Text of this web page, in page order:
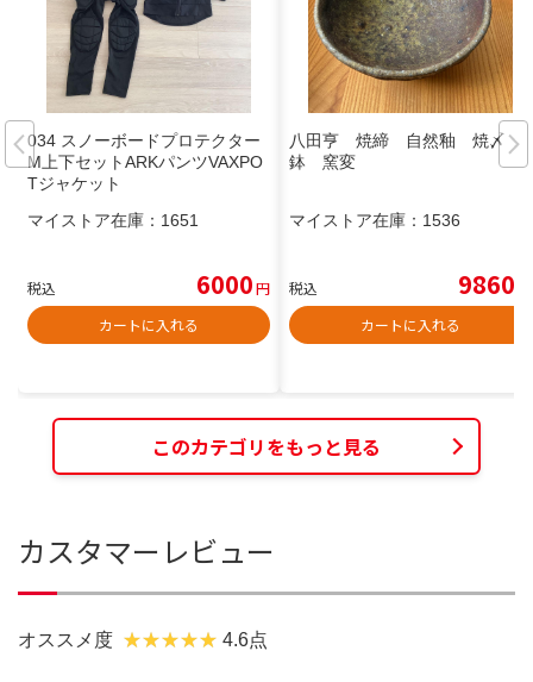
034 スノーボードプロテクター
M上下セットARKパンツVAXPO
Tジャケット
マイストア在庫： 1651
税込 6000円
カートに入れる
八田亨 焼締 自然釉 焼〆
鉢 窯変
マイストア在庫： 1536
税込 9860
カートに入れる
このカテゴリをもっと見る
カスタマーレビュー
オススメ度 4.6点